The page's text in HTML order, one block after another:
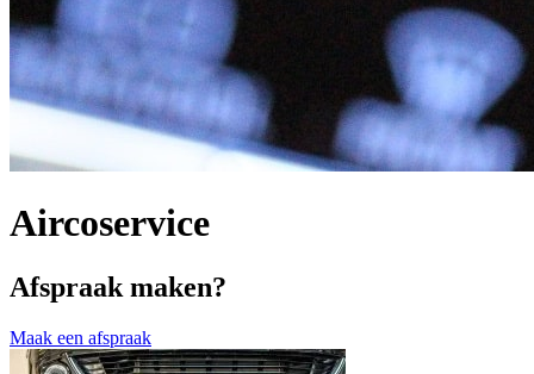
Aircoservice
Afspraak maken?
Maak een afspraak